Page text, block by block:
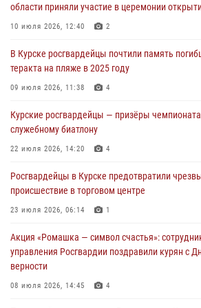
В Курской области росгвардейцы за
03 августа 2026, 09:46
За прошедшую неделю росгвардейцы Курской
30 июля 2026, 07:00
Курские росгвардейцы приняли участие в
28 июля 2026, 13:17
области приняли участие в церемонии
10 июля 2026, 12:40 2
В Курске росгвардейцы почтили память
теракта на пляже в 2025 году
09 июля 2026, 11:38 4
Курские росгвардейцы — призёры
служебному биатлону
22 июля 2026, 14:20 4
Росгвардейцы в Курске предотвратили
происшествие в торговом центре
23 июля 2026, 06:14 1
Акция «Ромашка — символ счастья»:
управления Росгвардии поздравили курян с
верности
08 июля 2026, 14:45 4